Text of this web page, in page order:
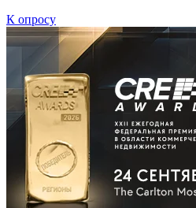
К опросу